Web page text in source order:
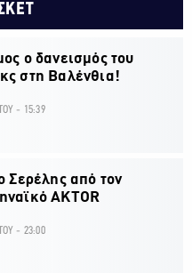
ο δανεισμός του
στη Βαλένθια!
- 15:39
Σερέλης από τον
AKTOR
- 23:00